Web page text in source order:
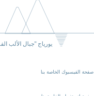
يورياج "جبال الألب
صفحة الفيسبوك الخاصة بنا